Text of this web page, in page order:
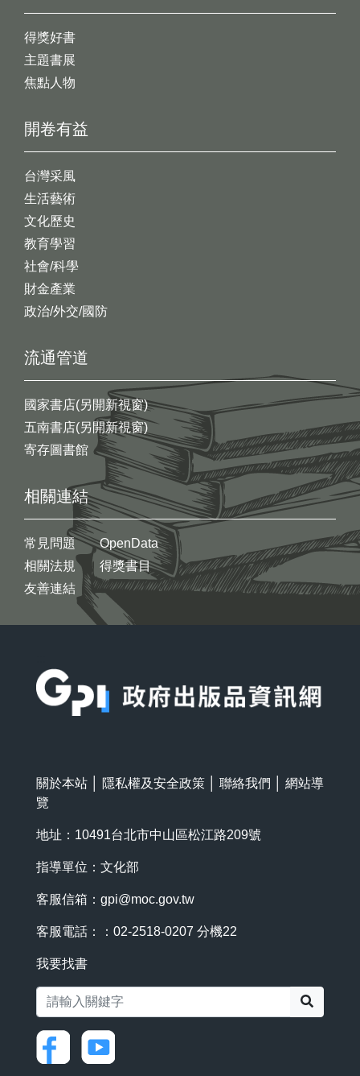
開卷有益
台灣采風
生活藝術
文化歷史
教育學習
社會/科學
財金產業
政治/外交/國防
得獎好書
主題書展
焦點人物
流通管道
國家書店(另開新視窗)
五南書店(另開新視窗)
寄存圖書館
相關連結
常見問題
相關法規
友善連結
OpenData
得獎書目
關於本站 隱私權及安全政策 聯絡我們
網站導
覽
地址：10491台北市中山區松江路209號
指導單位：文化部
客服信箱： gpi@moc.gov.tw
客服電話：：02-2518-0207 分機22
我要找書